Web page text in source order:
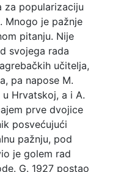
za popularizaciju
Mnogo je pažnje
pitanju. Nije
svojega rada
učitelja,
pa napose M.
Hrvatskoj, a i A.
prve dvojice
posvećujući
pažnju, pod
je golem rad
G. 1927 postao